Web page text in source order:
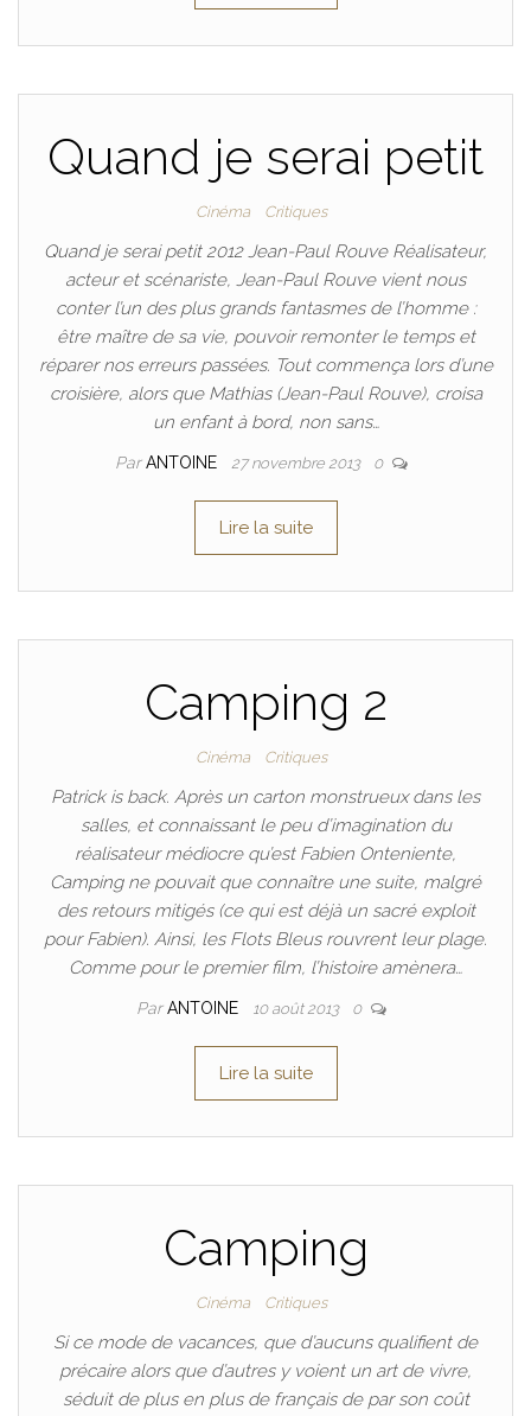
Quand je serai petit
Cinéma Critiques
Quand je serai petit 2012 Jean-Paul Rouve Réalisateur,
acteur et scénariste, Jean-Paul Rouve vient nous
conter l’un des plus grands fantasmes de l’homme :
être maître de sa vie, pouvoir remonter le temps et
réparer nos erreurs passées. Tout commença lors d’une
croisière, alors que Mathias (Jean-Paul Rouve), croisa
un enfant à bord, non sans…
ParANTOINE 27 novembre 2013 0
Lire la suite
Camping 2
Cinéma Critiques
Patrick is back. Après un carton monstrueux dans les
salles, et connaissant le peu d’imagination du
réalisateur médiocre qu’est Fabien Onteniente,
Camping ne pouvait que connaître une suite, malgré
des retours mitigés (ce qui est déjà un sacré exploit
pour Fabien). Ainsi, les Flots Bleus rouvrent leur plage.
Comme pour le premier film, l’histoire amènera…
ParANTOINE 10 août 2013 0
Lire la suite
Camping
Cinéma Critiques
Si ce mode de vacances, que d’aucuns qualifient de
précaire alors que d’autres y voient un art de vivre,
séduit de plus en plus de français de par son coût